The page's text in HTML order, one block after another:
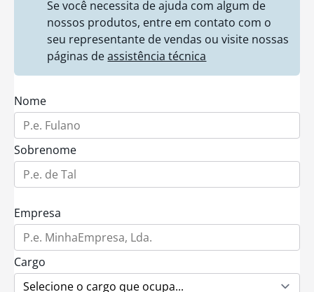
Se você necessita de ajuda com algum de
nossos produtos, entre em contato com o
seu representante de vendas ou visite nossas
páginas deassistência técnica
Nome
Sobrenome
Empresa
Cargo